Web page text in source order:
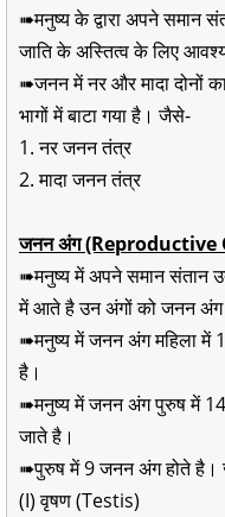
➠मनुष्य के द्वारा अपने समान
जाति के अस्तित्व के लिए
➠जनन में नर और मादा दोनों
भागों में बाटा गया है। जैसे-
1. नर जनन तंत्र
2. मादा जनन तंत्र
जनन अंग (Reproductive
➠मनुष्य में अपने समान संतान
में आते है उन अंगों को जनन अंग
➠मनुष्य में जनन अंग महिला में
है।
➠मनुष्य में जनन अंग पुरुष में
जाते है।
➠पुरुष में 9 जनन अंग होते
(I) वृषण (Testis)